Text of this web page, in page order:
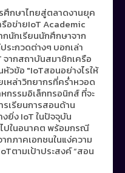
ศึกษาไทยสู่ตลาดงานยุค
รือข่ายIoT Academic
กนักเรียนนักศึกษาจาก
ระกวดต่างๆ บอกเล่า
จากสถาบันสมาชิกเครือ
วข้อ "IoTสอนอย่างไรให้
เหล่าวิทยากรที่คร่ำหวอด
กรรมอิเล็กทรอนิกส์ ที่จะ
รเรียนการสอนด้าน
งยิ่ง IoT ในปัจจุบัน
ไปในอนาคต พร้อมกรณี
กภาคเอกชนในแง่ความ
ตามเป้าประสงค์ “สอน